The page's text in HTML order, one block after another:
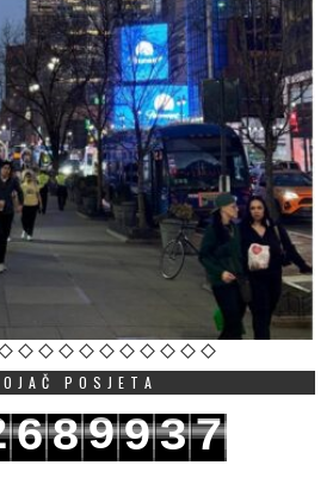
POSJETA
689937